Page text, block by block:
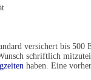
versichert bis 500
schriftlich
haben. Eine